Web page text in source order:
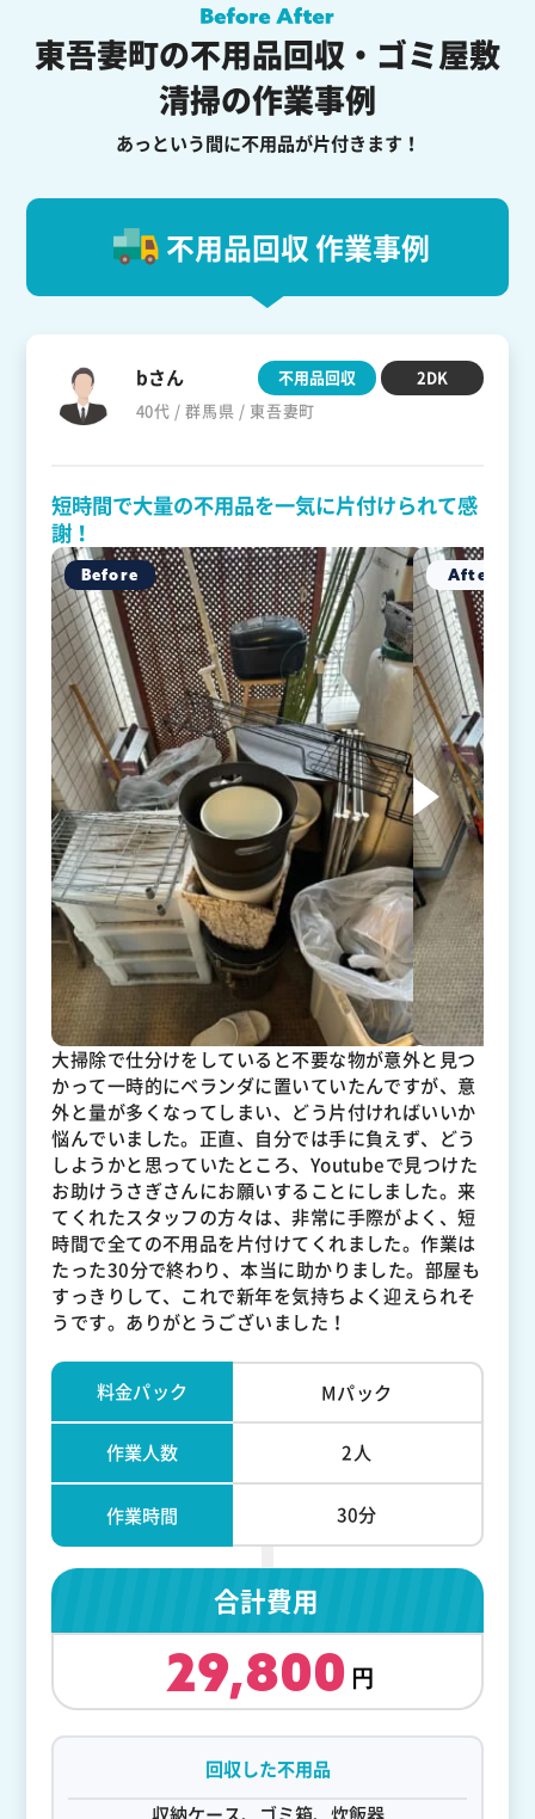
東吾妻町の不用品回収・ゴミ屋敷
清掃の作業事例
あっという間に不用品が片付きます！
不用品回収 作業事例
bさん
40代 / 群馬県 / 東吾妻町
不用品回収 2DK
短時間で大量の不用品を一気に片付けられて感
謝！
大掃除で仕分けをしていると不要な物が意外と見つ
かって一時的にベランダに置いていたんですが、意
外と量が多くなってしまい、どう片付ければいいか
悩んでいました。正直、自分では手に負えず、どう
しようかと思っていたところ、Youtubeで見つけた
お助けうさぎさんにお願いすることにしました。来
てくれたスタッフの方々は、非常に手際がよく、短
時間で全ての不用品を片付けてくれました。作業は
たった30分で終わり、本当に助かりました。部屋も
すっきりして、これで新年を気持ちよく迎えられそ
うです。ありがとうございました！
料金パック Mパック
作業人数 2人
作業時間 30分
合計費用
29,800
回収した不用品
収納ケース、ゴミ箱、炊飯器